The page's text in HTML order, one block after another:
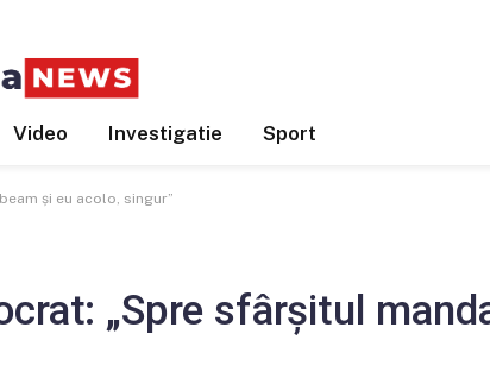
Video Investigatie Sport
și eu acolo, singur”
„Spre sfârșitul